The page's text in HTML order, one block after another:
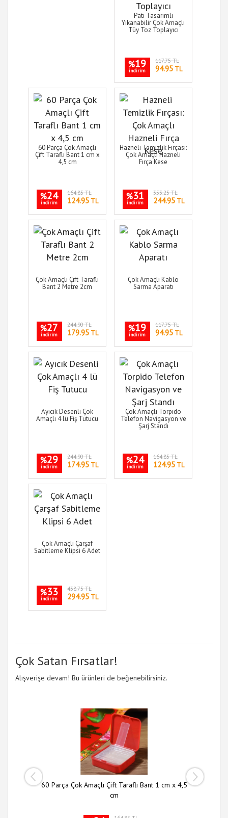
Pati Tasarımlı
Yıkanabilir Çok Amaçlı
Tüy Toz Toplayıcı
%19
indirim
117.75 TL
94.95TL
60 Parça Çok Amaçlı
Çift Taraflı Bant 1 cm x
4,5 cm
%24
indirim
164.85 TL
124.95TL
Hazneli Temizlik Fırçası:
Çok Amaçlı Hazneli
Fırça Kese
%31
indirim
353.25 TL
244.95TL
Çok Amaçlı Çift Taraflı
Bant 2 Metre 2cm
%27
indirim
244.90 TL
179.95TL
Çok Amaçlı Kablo
Sarma Aparatı
%19
indirim
117.75 TL
94.95TL
Ayıcık Desenli Çok
Amaçlı 4 lü Fiş Tutucu
%29
indirim
244.90 TL
174.95TL
Çok Amaçlı Torpido
Telefon Navigasyon ve
Şarj Standı
%24
indirim
164.85 TL
124.95TL
Çok Amaçlı Çarşaf
Sabitleme Klipsi 6 Adet
%33
indirim
438.75 TL
294.95TL
Çok Satan Fırsatlar!
Alışverişe devam! Bu ürünleri de beğenebilirsiniz.
60 Parça Çok Amaçlı Çift Taraflı Bant 1 cm x 4,5
cm